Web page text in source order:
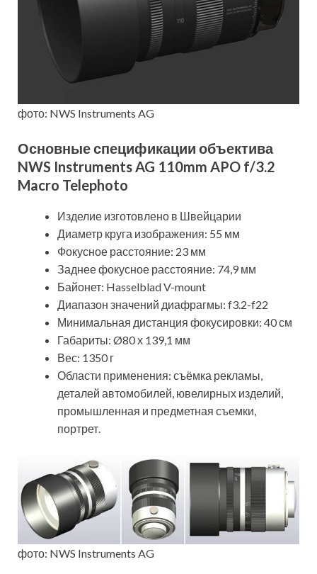
фото: NWS Instruments AG
Основные спецификации объектива
NWS Instruments AG 110mm APO f/3.2
Macro Telephoto
Изделие изготовлено в Швейцарии
Диаметр круга изображения: 55 мм
Фокусное расстояние: 23 мм
Заднее фокусное расстояние: 74,9 мм
Байонет: Hasselblad V-mount
Диапазон значений диафрагмы: f3.2-f22
Минимальная дистанция фокусировки: 40 см
Габариты: Ø80 х 139,1 мм
Вес: 1350 г
Области применения: съёмка рекламы,
деталей автомобилей, ювелирных изделий,
промышленная и предметная съемки,
портрет.
фото: NWS Instruments AG